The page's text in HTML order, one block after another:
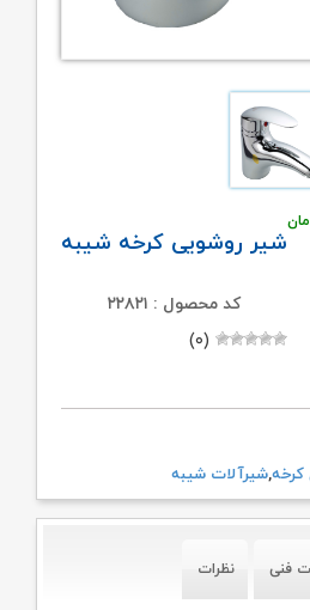
شیر روشویی کرخه شیبه
کد محصول : ۲۲۸۲۱
(۰)
کرخه,شیرآلات شیبه
فنی نظرات